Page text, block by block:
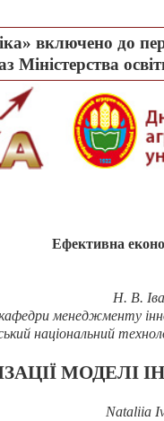
включено до
Міністерства
Ефективна
Н. В.
менеджменту
національний
МОДЕЛІ
Nataliia